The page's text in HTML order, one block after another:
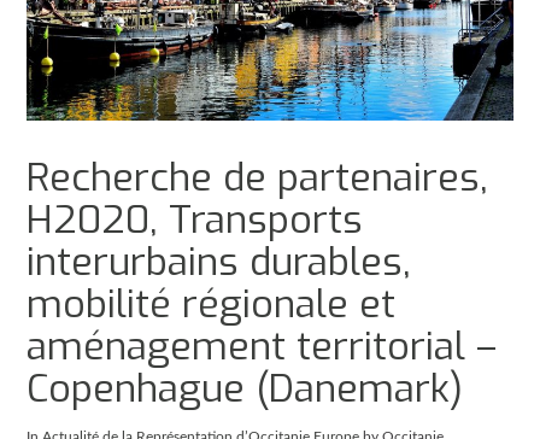
Recherche de partenaires,
H2020, Transports
interurbains durables,
mobilité régionale et
aménagement territorial –
Copenhague (Danemark)